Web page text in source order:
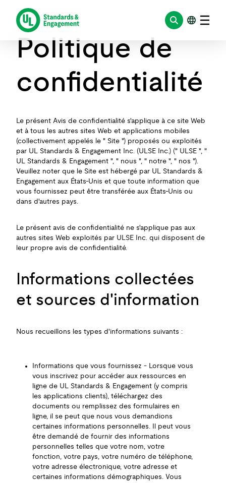
contenu
Politique de
confidentialité
Le présent Avis de confidentialité s'applique à ce site Web
et à tous les autres sites Web et applications mobiles
(collectivement appelés le " Site ") proposés ou exploités
par UL Standards & Engagement Inc. (ULSE Inc.) (" ULSE ", "
UL Standards & Engagement ", " nous ", " notre ", " nos ").
Veuillez noter que le Site est hébergé par UL Standards &
Engagement aux États-Unis et que toute information que
vous fournissez peut être transférée aux États-Unis ou
dans d'autres pays.
Le présent avis de confidentialité ne s'applique pas aux
autres sites Web exploités par ULSE Inc. qui disposent de
leur propre avis de confidentialité.
Informations collectées
et sources d'information
Nous recueillons les types d'informations suivants :
Informations que vous fournissez - Lorsque vous
vous inscrivez pour accéder aux ressources en
ligne de UL Standards & Engagement (y compris
les applications clients), téléchargez des
documents ou remplissez des formulaires en
ligne, il se peut que nous vous demandions
certaines informations personnelles. Il peut vous
être demandé de fournir des informations
personnelles telles que votre nom, votre
fonction, votre pays, votre numéro de téléphone,
votre adresse électronique, votre adresse et
certaines informations démographiques. Vous